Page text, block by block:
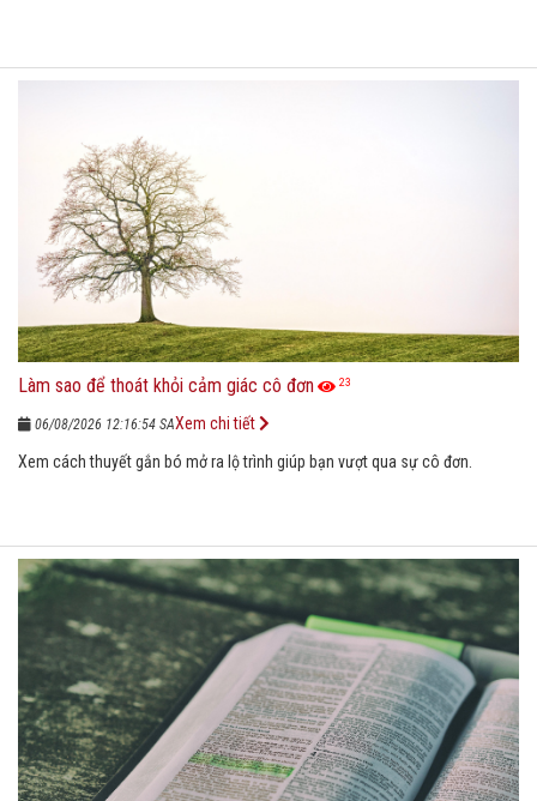
Làm sao để thoát khỏi cảm giác cô đơn 23
06/08/2026 12:16:54 SA
Xem cách thuyết gắn bó mở ra lộ trình giúp bạn vượt qua sự cô đơn.
Xem chi tiết